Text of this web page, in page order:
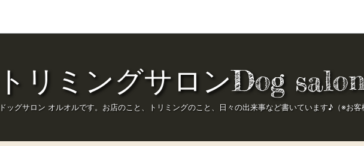
リミングサロンDog
ッグサロン オルオルです。お店のこと、トリミングのこと、日々の出来事など書いています♪（※お客